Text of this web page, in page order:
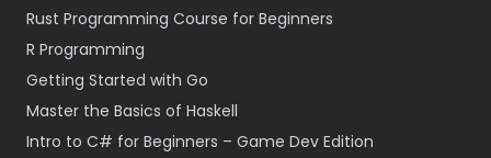
Rust Programming Course for Beginners
R Programming
Getting Started with Go
Master the Basics of Haskell
Intro to C# for Beginners – Game Dev Edition